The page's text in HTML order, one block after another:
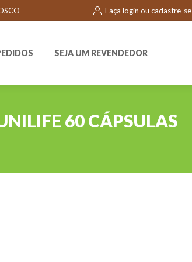
Faça login ou cadastre-se
SEJA UM REVENDEDOR
60 CÁPSULAS
SEJA UM REVENDEDOR